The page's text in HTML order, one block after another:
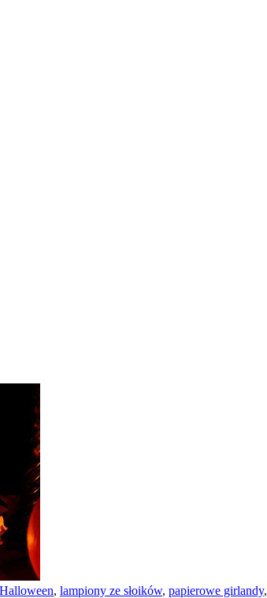
Halloween, lampiony ze słoików, papierowe girlandy,